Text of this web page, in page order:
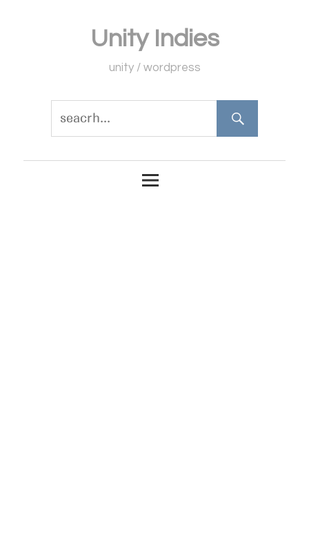
Unity Indies
unity / wordpress